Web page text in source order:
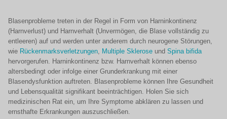
Blasenprobleme treten in der Regel in Form von Harninkontinenz
(Harnverlust) und Harnverhalt (Unvermögen, die Blase vollständig zu
entleeren) auf und werden unter anderem durch neurogene Störungen,
wie Rückenmarksverletzungen, Multiple Sklerose und Spina bifida
hervorgerufen. Harninkontinenz bzw. Harnverhalt können ebenso
altersbedingt oder infolge einer Grunderkrankung mit einer
Blasendysfunktion auftreten. Blasenprobleme können Ihre Gesundheit
und Lebensqualität signifikant beeinträchtigen. Holen Sie sich
medizinischen Rat ein, um Ihre Symptome abklären zu lassen und
ernsthafte Erkrankungen auszuschließen.